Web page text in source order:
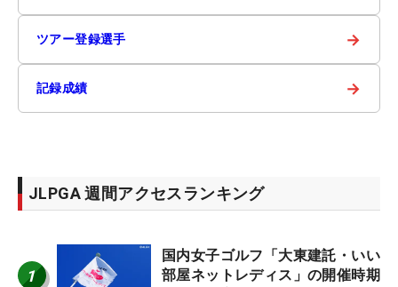
ツアー登録選手 →
記録成績 →
JLPGA 週間アクセスランキング
1
国内女子ゴルフ「大東建託・いい
部屋ネットレディス」の開催時期